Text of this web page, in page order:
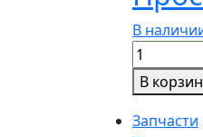
шарообр.
965170
В
товара
955875
В
Запчасти